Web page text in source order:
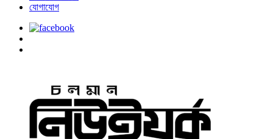
যোগাযোগ